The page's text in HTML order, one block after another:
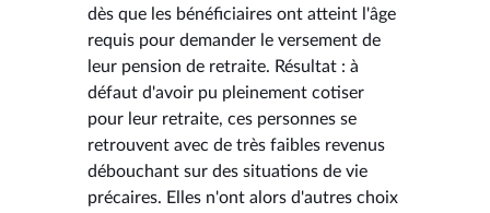
dès que les bénéficiaires ont atteint l'âge
requis pour demander le versement de
leur pension de retraite. Résultat : à
défaut d'avoir pu pleinement cotiser
pour leur retraite, ces personnes se
retrouvent avec de très faibles revenus
débouchant sur des situations de vie
précaires. Elles n'ont alors d'autres choix